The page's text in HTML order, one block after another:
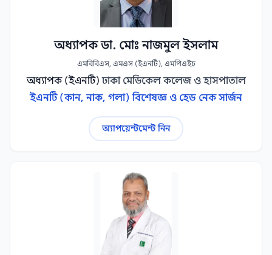
অধ্যাপক ডা. মোঃ নাজমুল ইসলাম
এমবিবিএস, এমএস (ইএনটি), এমপিএইচ
অধ্যাপক (ইএনটি) ঢাকা মেডিকেল কলেজ ও হাসপাতাল
ইএনটি (কান, নাক, গলা) বিশেষজ্ঞ ও হেড নেক সার্জন
অ্যাপয়েন্টমেন্ট নিন